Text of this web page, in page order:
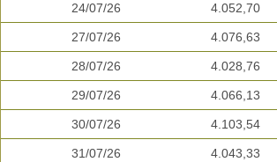
24/07/26 4.052,70
27/07/26 4.076,63
28/07/26 4.028,76
29/07/26 4.066,13
30/07/26 4.103,54
31/07/26 4.043,33